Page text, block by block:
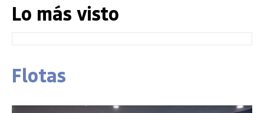
Lo más visto
Flotas